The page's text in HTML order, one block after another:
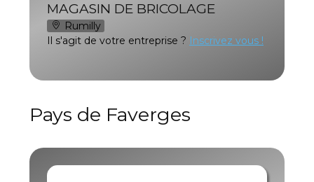
MAGASIN DE BRICOLAGE
Rumilly
Il s'agit de votre entreprise ? Inscrivez vous !
Pays de Faverges